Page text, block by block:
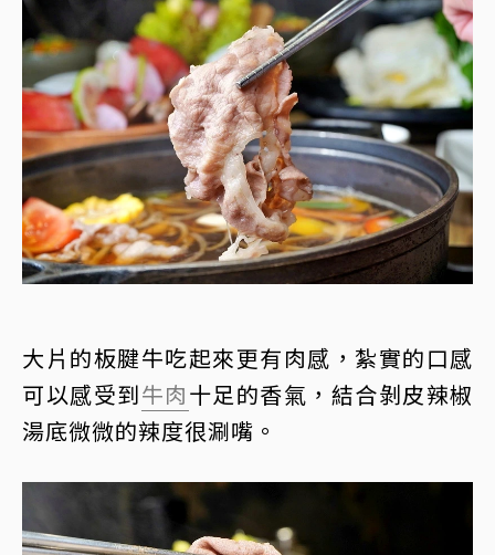
大片的板腱牛吃起來更有肉感，紮實的口感
可以感受到牛肉十足的香氣，結合剝皮辣椒
湯底微微的辣度很涮嘴。